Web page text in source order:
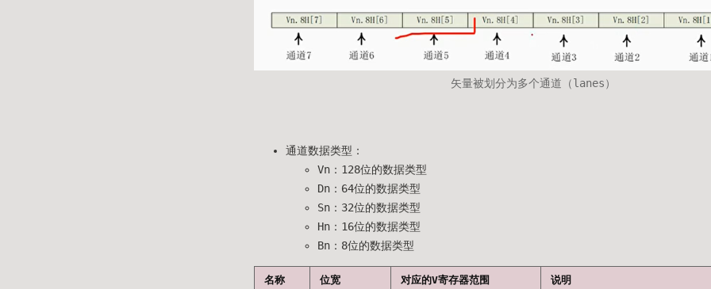
矢量被划分为多个通道（lanes）
通道数据类型：
Vn：128位的数据类型
Dn：64位的数据类型
Sn：32位的数据类型
Hn：16位的数据类型
Bn：8位的数据类型
名称 位宽 对应的V寄存器范围 说明